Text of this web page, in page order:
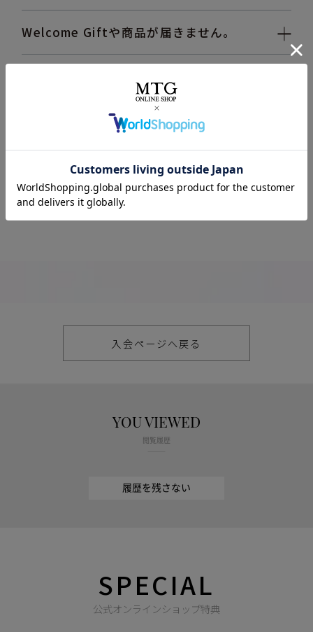
Welcome Giftや商品が届きません。
コーム アイラ（シルキーパープル）を使用
不可な人はいますか？
会員特典の限定商品/先行商品/予約商品が購
入できません。
入会ページへ戻る
YOU VIEWED
閲覧履歴
履歴を残さない
SPECIAL
公式オンラインショップ特典